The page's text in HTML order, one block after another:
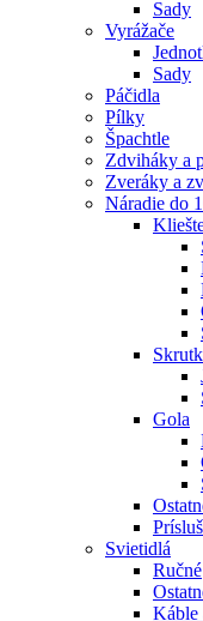
Sady
Vyrážače
Sady
Páčidla
Pílky
Špachtle
Zdviháky a
Zveráky a
Náradie do
Gola
Svietidlá
Ručné
Káble